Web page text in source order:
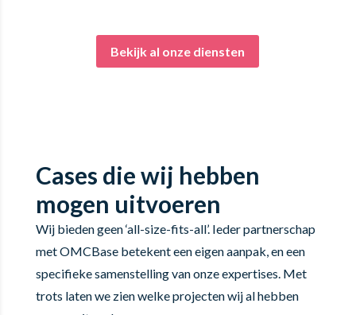
Bekijk al onze diensten
Cases die wij hebben
mogen uitvoeren
Wij bieden geen ‘all-size-fits-all’. Ieder partnerschap
met OMCBase betekent een eigen aanpak, en een
specifieke samenstelling van onze expertises. Met
trots laten we zien welke projecten wij al hebben